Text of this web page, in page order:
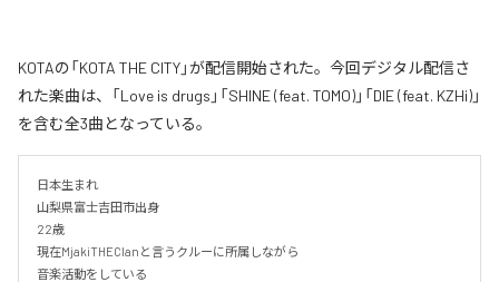
KOTAの「KOTA THE CITY」が配信開始された。今回デジタル配信さ
れた楽曲は、「Love is drugs」「SHINE (feat. TOMO)」「DIE (feat. KZHi)」
を含む全3曲となっている。
日本生まれ
山梨県富士吉田市出身
22歳
現在MjakiTHEClanと言うクルーに所属しながら
音楽活動をしている